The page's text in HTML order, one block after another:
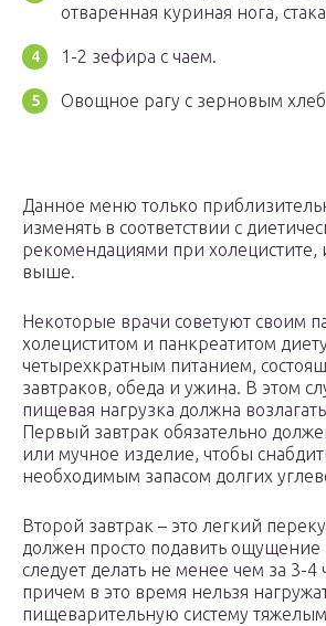
отваренная куриная нога,
1-2 зефира с чаем.
Овощное рагу с зерновым
Данное меню только
изменять в соответствии с
рекомендациями при
выше.
Некоторые врачи советуют своим
холециститом и панкреатитом
четырехкратным питанием,
завтраков, обеда и ужина. В этом
пищевая нагрузка должна
Первый завтрак обязательно
или мучное изделие, чтобы
необходимым запасом долгих
Второй завтрак – это легкий
должен просто подавить ощущение
следует делать не менее чем за 3-4
причем в это время нельзя
пищеварительную систему